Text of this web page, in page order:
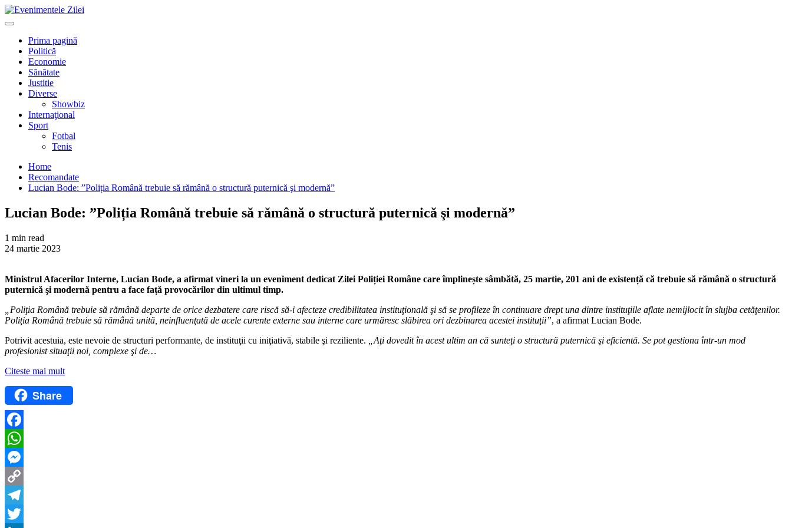
Mergi
la
Primary
Prima pagină
Politică
Economie
Sănătate
Justitie
Diverse
Showbiz
Internaţional
Sport
Fotbal
Tenis
Home
Recomandate
Lucian Bode: ”Poliția Română trebuie să rămână o structură puternică şi modernă”
Lucian Bode: ”Poliția Română trebuie să rămână o structură puternică şi modernă”
1 min read
24 martie 2023
Ministrul Afacerilor Interne, Lucian Bode, a afirmat vineri la un eveniment dedicat Zilei Poliției Române care împlinește sâmbătă, 25 martie, 201 ani de existență că trebuie să rămână o structură
puternică şi modernă pentru a face față provocărilor din ultimul timp.
„Poliţia Română trebuie să rămână departe de orice dezbatere care riscă să-i afecteze credibilitatea instituţională şi să se profileze în continuare drept una dintre instituţiile aflate nemijlocit în slujba cetăţenilor.
Poliţia Română trebuie să rămână unită, neinfluenţată de acele curente externe sau interne care urmăresc slăbirea ori dezbinarea acestei instituţii”, a afirmat Lucian Bode.
Potrivit acestuia, este nevoie de structuri performante, de instituţii cu iniţiativă, stabile şi reziliente.
„Aţi dovedit în acest ultim an că sunteţi o structură puternică şi eficientă. Se pot gestiona într-un mod
profesionist situaţii noi, complexe şi de…
Citeste mai mult
Share
Facebook
WhatsApp
Messenger
Copy
Link
Telegram